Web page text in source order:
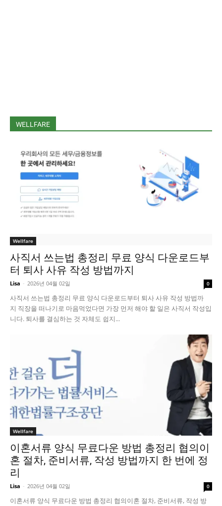
WELLFARE
Wellfare
사직서 쓰는법 총정리 무료 양식 다운로드부
터 퇴사 사유 작성 방법까지
Lisa - 2026년 04월 02일 0
사직서 쓰는법 총정리 무료 양식 다운로드부터 퇴사 사유 작성 방법까
지 직장을 떠나기로 마음먹었다면 가장 먼저 해야 할 일은 사직서 작성입
니다. 퇴사를 결심하는 것 자체도 쉽지...
Wellfare
이혼서류 양식 무료다운 방법 총정리 협의이
혼 절차, 준비서류, 작성 방법까지 한 번에 정
리
Lisa - 2026년 04월 02일 0
이혼서류 양식 무료다운 방법 총정리 협의이혼 절차, 준비서류, 작성 방